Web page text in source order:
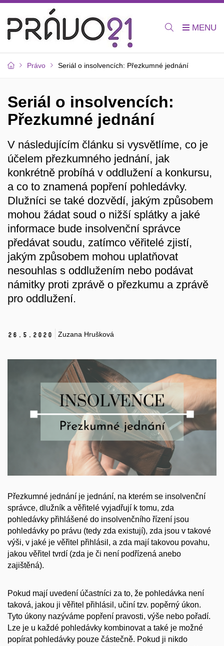
Právo Seriál o insolvencích: Přezkumné jednání
Seriál o insolvencích:
Přezkumné jednání
V následujícím článku si vysvětlíme, co je
účelem přezkumného jednání, jak
konkrétně probíhá v oddlužení a konkursu,
a co to znamená popření pohledávky.
Dlužníci se také dozvědí, jakým způsobem
mohou žádat soud o nižší splátky a jaké
informace bude insolvenční správce
předávat soudu, zatímco věřitelé zjistí,
jakým způsobem mohou uplatňovat
nesouhlas s oddlužením nebo podávat
námitky proti zprávě o přezkumu a zprávě
pro oddlužení.
26. 5. 2020 Zuzana Hrušková
Přezkumné jednání je jednání, na kterém se insolvenční
správce, dlužník a věřitelé vyjadřují k tomu, zda
pohledávky přihlášené do insolvenčního řízení jsou
pohledávky po právu (tedy zda existují), zda jsou v takové
výši, v jaké je věřitel přihlásil, a zda mají takovou povahu,
jakou věřitel tvrdí (zda je či není podřízená anebo
zajištěná).
Pokud mají uvedení účastníci za to, že pohledávka není
taková, jakou ji věřitel přihlásil, učiní tzv. popěrný úkon.
Tyto úkony nazýváme popření pravosti, výše nebo pořadí.
Lze je u každé pohledávky kombinovat a také je možné
popírat pohledávky pouze částečně. Pokud ji nikdo